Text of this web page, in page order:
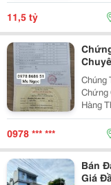
11,5 tỷ
Chúng
Chứng
Hàng
Linh
Là Văn...
0978 *** ***
Bán
Giá